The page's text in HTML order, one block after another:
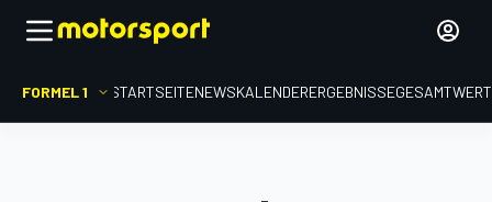
FORMEL 1 STARTSEITENEWSKALENDERERGEBNISSE